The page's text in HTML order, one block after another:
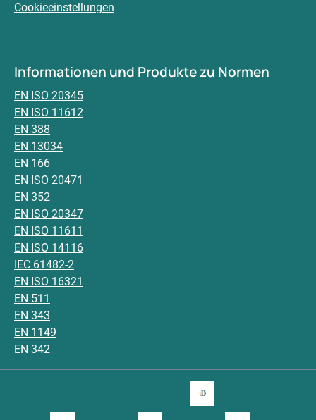
Cookieeinstellungen
Informationen und Produkte zu Normen
EN ISO 20345
EN ISO 11612
EN 388
EN 13034
EN 166
EN ISO 20471
EN 352
EN ISO 20347
EN ISO 11611
EN ISO 14116
IEC 61482-2
EN ISO 16321
EN 511
EN 343
EN 1149
EN 342